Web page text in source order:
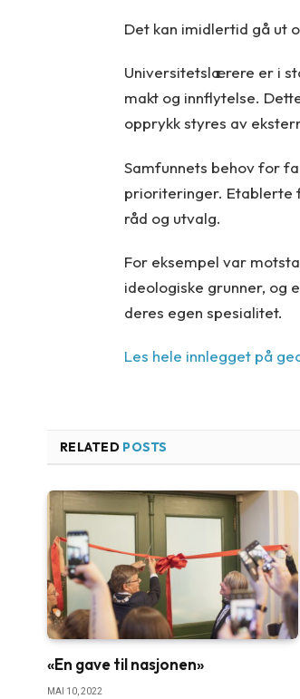
Det kan imidlertid gå ut
Universitetslærere er i
makt og innflytelse.
opprykk styres av
Samfunnets behov for
prioriteringer. Etablerte
råd og utvalg.
For eksempel var
ideologiske grunner, og
deres egen spesialitet.
Les hele innlegget på
RELATED POSTS
«En gave til nasjonen»
MAI 10, 2022